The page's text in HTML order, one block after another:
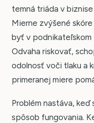
temná triáda v
Mierne zvýšené
byť v
Odvaha riskovať,
odolnosť voči tlaku a
primeranej miere
Problém nastáva,
spôsob fungovania.